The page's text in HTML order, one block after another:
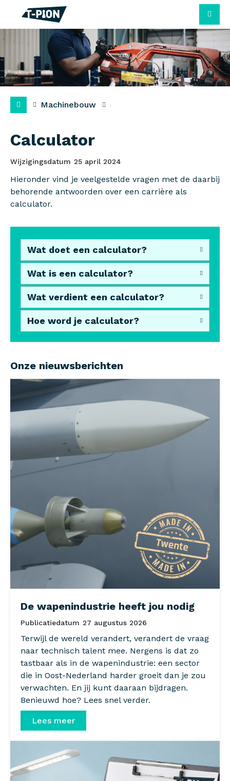
Machinebouw
Calculator
Wijzigingsdatum 25 april 2024
Hieronder vind je veelgestelde vragen met de daarbij
behorende antwoorden over een carrière als
calculator.
Wat doet een calculator?
Wat is een calculator?
Wat verdient een calculator?
Hoe word je calculator?
Onze nieuwsberichten
De wapenindustrie heeft jou nodig
Publicatiedatum 27 augustus 2026
Terwijl de wereld verandert, verandert de vraag
naar technisch talent mee. Nergens is dat zo
tastbaar als in de wapenindustrie: een sector
die in Oost-Nederland harder groeit dan je zou
verwachten. En jij kunt daaraan bijdragen.
Benieuwd hoe? Lees snel verder.
Lees meer